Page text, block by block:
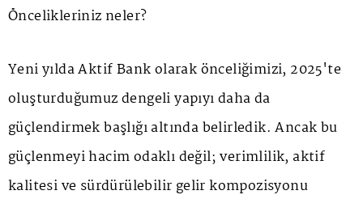
Öncelikleriniz neler?
Yeni yılda Aktif Bank olarak önceliğimizi, 2025'te
oluşturduğumuz dengeli yapıyı daha da
güçlendirmek başlığı altında belirledik. Ancak bu
güçlenmeyi hacim odaklı değil; verimlilik, aktif
kalitesi ve sürdürülebilir gelir kompozisyonu